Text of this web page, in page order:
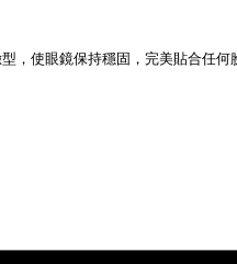
使眼鏡保持穩固，完美貼合任